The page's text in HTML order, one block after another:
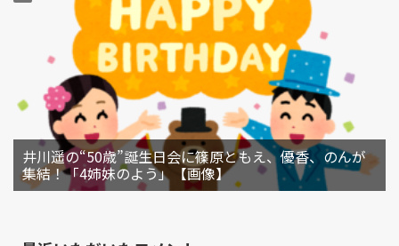
井川遥の“50歳”誕生日会に篠原ともえ、優香、のんが
集結！「4姉妹のよう」【画像】